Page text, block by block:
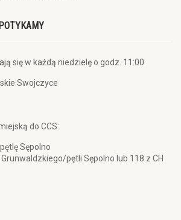
się w każdą niedzielę o godz. 11:00
Swojczyce
do CCS:
Sępolno
pętli Sępolno lub 118 z CH